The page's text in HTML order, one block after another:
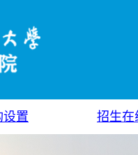
设置 招生在